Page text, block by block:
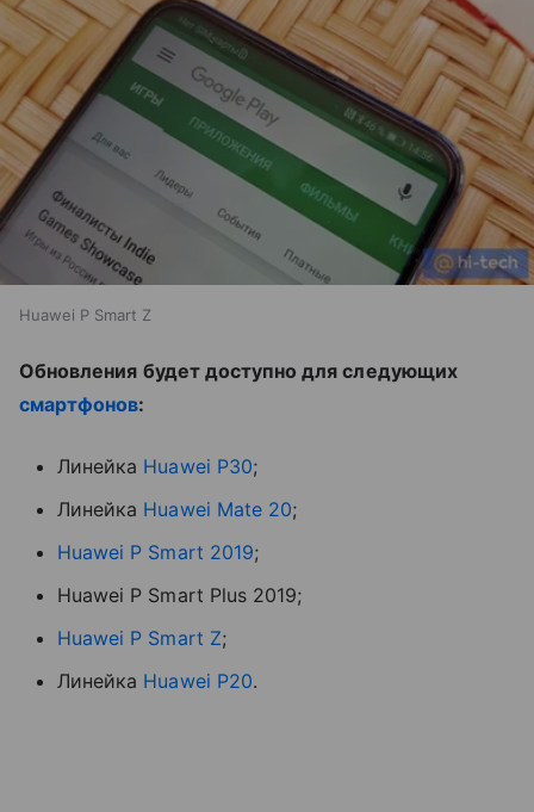
Huawei P Smart Z
Обновления будет доступно для следующих
смартфонов:
Линейка Huawei P30;
Линейка Huawei Mate 20;
Huawei P Smart 2019;
Huawei P Smart Plus 2019;
Huawei P Smart Z;
Линейка Huawei P20.